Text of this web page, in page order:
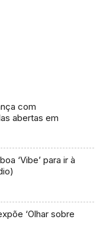
com
abertas em
‘Vibe’ para ir à
‘Olhar sobre